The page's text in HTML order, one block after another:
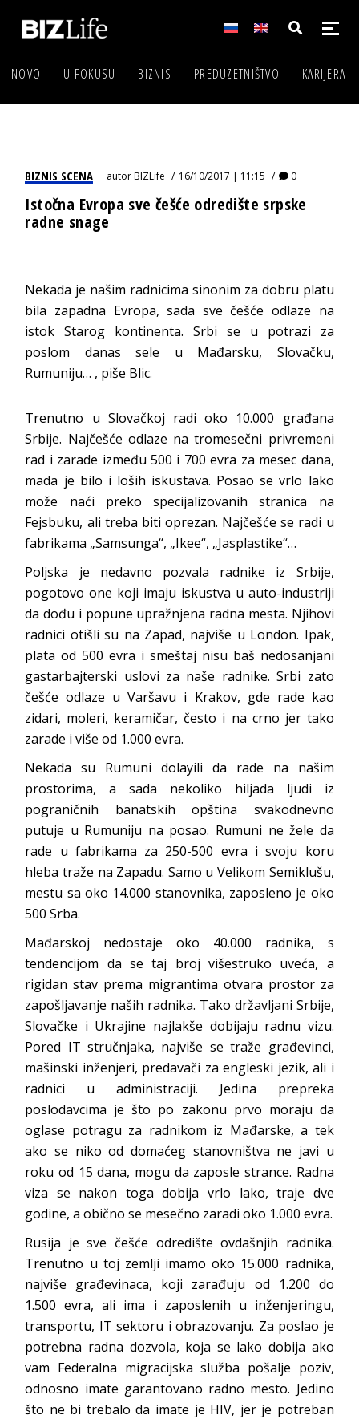
NOVO U FOKUSU BIZNIS PREDUZETNIŠTVO KARIJERA
BIZNIS SCENA autorBIZLife 16/10/2017 | 11:15 0
Istočna Evropa sve češće odredište srpske
radne snage
Nekada je našim radnicima sinonim za dobru platu
bila zapadna Evropa, sada sve češće odlaze na
istok Starog kontinenta. Srbi se u potrazi za
poslom danas sele u Mađarsku, Slovačku,
Rumuniju… , piše Blic.
Trenutno u Slovačkoj radi oko 10.000 građana
Srbije. Najčešće odlaze na tromesečni privremeni
rad i zarade između 500 i 700 evra za mesec dana,
mada je bilo i loših iskustava. Posao se vrlo lako
može naći preko specijalizovanih stranica na
Fejsbuku, ali treba biti oprezan. Najčešće se radi u
fabrikama „Samsunga“, „Ikee“, „Jasplastike“…
Poljska je nedavno pozvala radnike iz Srbije,
pogotovo one koji imaju iskustva u auto-industriji
da dođu i popune upražnjena radna mesta. Njihovi
radnici otišli su na Zapad, najviše u London. Ipak,
plata od 500 evra i smeštaj nisu baš nedosanjani
gastarbajterski uslovi za naše radnike. Srbi zato
češće odlaze u Varšavu i Krakov, gde rade kao
zidari, moleri, keramičar, često i na crno jer tako
zarade i više od 1.000 evra.
Nekada su Rumuni dolayili da rade na našim
prostorima, a sada nekoliko hiljada ljudi iz
pograničnih banatskih opština svakodnevno
putuje u Rumuniju na posao. Rumuni ne žele da
rade u fabrikama za 250-500 evra i svoju koru
hleba traže na Zapadu. Samo u Velikom Semiklušu,
mestu sa oko 14.000 stanovnika, zaposleno je oko
500 Srba.
Mađarskoj nedostaje oko 40.000 radnika, s
tendencijom da se taj broj višestruko uveća, a
rigidan stav prema migrantima otvara prostor za
zapošljavanje naših radnika. Tako državljani Srbije,
Slovačke i Ukrajine najlakše dobijaju radnu vizu.
Pored IT stručnjaka, najviše se traže građevinci,
mašinski inženjeri, predavači za engleski jezik, ali i
radnici u administraciji. Jedina prepreka
poslodavcima je što po zakonu prvo moraju da
oglase potragu za radnikom iz Mađarske, a tek
ako se niko od domaćeg stanovništva ne javi u
roku od 15 dana, mogu da zaposle strance. Radna
viza se nakon toga dobija vrlo lako, traje dve
godine, a obično se mesečno zaradi oko 1.000 evra.
Rusija je sve češće odredište ovdašnjih radnika.
Trenutno u toj zemlji imamo oko 15.000 radnika,
najviše građevinaca, koji zarađuju od 1.200 do
1.500 evra, ali ima i zaposlenih u inženjeringu,
transportu, IT sektoru i obrazovanju. Za poslao je
potrebna radna dozvola, koja se lako dobija ako
vam Federalna migracijska služba pošalje poziv,
odnosno imate garantovano radno mesto. Jedino
što ne bi trebalo da imate je HIV, jer je potreban